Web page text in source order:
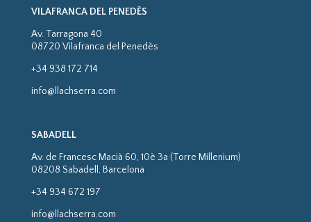
VILAFRANCA DEL PENEDÈS
Av. Tarragona 40
08720 Vilafranca del Penedès
+34 938 172 714
info@llachserra.com
SABADELL
Av. de Francesc Macià 60, 10è 3a (Torre Millenium)
08208 Sabadell, Barcelona
+34 934 672 197
info@llachserra.com